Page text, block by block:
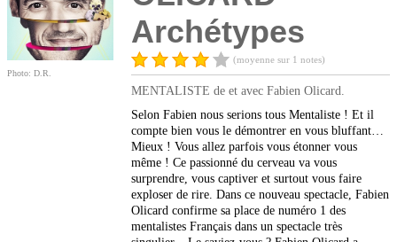
Photo: D.R.
Archétypes
(moyenne sur 1 notes)
MENTALISTE de et avec Fabien Olicard.
Selon Fabien nous serions tous Mentaliste ! Et il
compte bien vous le démontrer en vous bluffant…
Mieux ! Vous allez parfois vous étonner vous
même ! Ce passionné du cerveau va vous
surprendre, vous captiver et surtout vous faire
exploser de rire. Dans ce nouveau spectacle, Fabien
Olicard confirme sa place de numéro 1 des
mentalistes Français dans un spectacle très